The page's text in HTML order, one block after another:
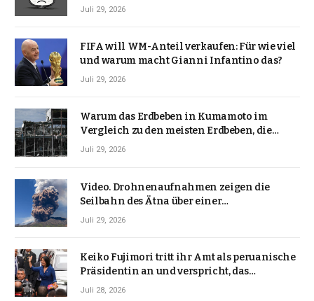
Juli 29, 2026
FIFA will WM-Anteil verkaufen: Für wie viel
und warum macht Gianni Infantino das?
Juli 29, 2026
Warum das Erdbeben in Kumamoto im
Vergleich zu den meisten Erdbeben, die
Japan erschütterten, ungewöhnlich ist
Juli 29, 2026
Video. Drohnenaufnahmen zeigen die
Seilbahn des Ätna über einer
Vulkanlandschaft
Juli 29, 2026
Keiko Fujimori tritt ihr Amt als peruanische
Präsidentin an und verspricht, das
Jahrzehnt der Instabilität zu beenden
Juli 28, 2026